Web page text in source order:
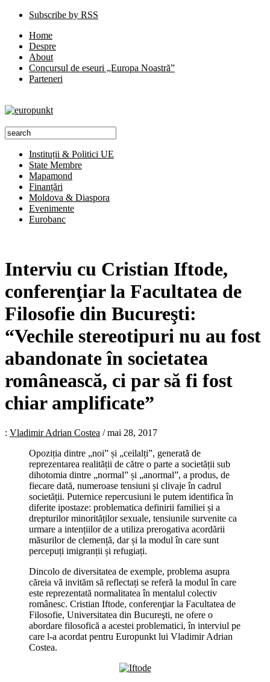
Subscribe by RSS
Home
Despre
About
Concursul de eseuri „Europa Noastră”
Parteneri
Instituții & Politici UE
State Membre
Mapamond
Finanțări
Moldova & Diaspora
Evenimente
Eurobanc
Interviu cu Cristian Iftode,
conferenţiar la Facultatea de
Filosofie din Bucureşti:
“Vechile stereotipuri nu au fost
abandonate în societatea
românească, ci par să fi fost
chiar amplificate”
: Vladimir Adrian Costea /mai 28, 2017
Opoziția dintre „noi” și „ceilalți”, generată de
reprezentarea realității de către o parte a societății sub
dihotomia dintre „normal” și „anormal”, a produs, de
fiecare dată, numeroase tensiuni și clivaje în cadrul
societății. Puternice repercusiuni le putem identifica în
diferite ipostaze: problematica definirii familiei și a
drepturilor minorităților sexuale, tensiunile survenite ca
urmare a intențiilor de a utiliza prerogativa acordării
măsurilor de clemență, dar și la modul în care sunt
percepuți imigranții și refugiați.
Dincolo de diversitatea de exemple, problema asupra
căreia vă invităm să reflectați se referă la modul în care
este reprezentată normalitatea în mentalul colectiv
românesc. Cristian Iftode, conferenţiar la Facultatea de
Filosofie, Universitatea din Bucureşti, ne ofere o
abordare filosofică a acestei problematici, în interviul pe
care l-a acordat pentru Europunkt lui Vladimir Adrian
Costea.